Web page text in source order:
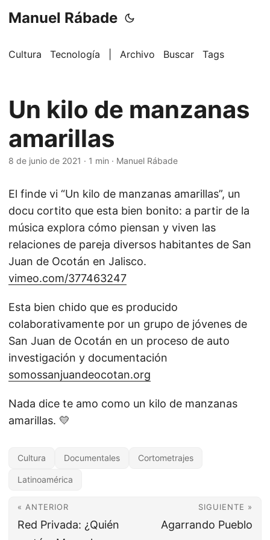
Manuel Rábade
Cultura Tecnología Archivo Buscar Tags
Un kilo de manzanas
amarillas
8 de junio de 2021 · 1 min · Manuel Rábade
El finde vi “Un kilo de manzanas amarillas”, un
docu cortito que esta bien bonito: a partir de la
música explora cómo piensan y viven las
relaciones de pareja diversos habitantes de San
Juan de Ocotán en Jalisco.
vimeo.com/377463247
Esta bien chido que es producido
colaborativamente por un grupo de jóvenes de
San Juan de Ocotán en un proceso de auto
investigación y documentación
somossanjuandeocotan.org
Nada dice te amo como un kilo de manzanas
amarillas. 💛
Cultura Documentales Cortometrajes
Latinoamérica
« ANTERIOR
Red Privada: ¿Quién
SIGUIENTE »
Agarrando Pueblo